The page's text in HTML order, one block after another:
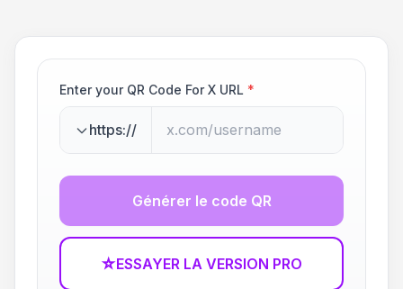
Enter your QR Code For X URL *
https://
Générer le code QR
☆ESSAYER LA VERSION PRO